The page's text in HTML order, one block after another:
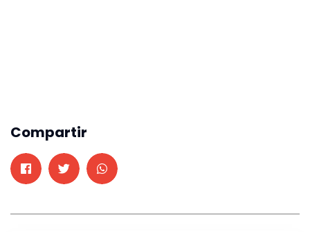
Compartir